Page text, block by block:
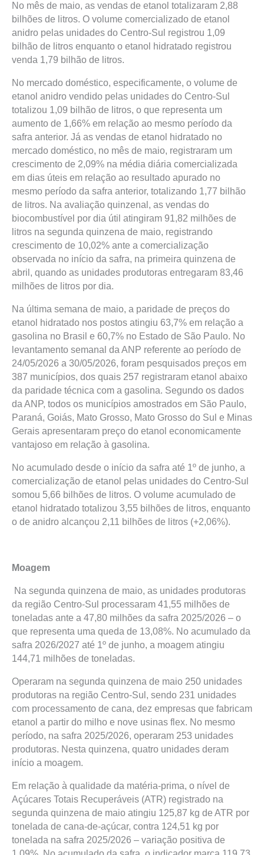
No mês de maio, as vendas de etanol totalizaram 2,88
bilhões de litros. O volume comercializado de etanol
anidro pelas unidades do Centro-Sul registrou 1,09
bilhão de litros enquanto o etanol hidratado registrou
venda 1,79 bilhão de litros.
No mercado doméstico, especificamente, o volume de
etanol anidro vendido pelas unidades do Centro-Sul
totalizou 1,09 bilhão de litros, o que representa um
aumento de 1,66% em relação ao mesmo período da
safra anterior. Já as vendas de etanol hidratado no
mercado doméstico, no mês de maio, registraram um
crescimento de 2,09% na média diária comercializada
em dias úteis em relação ao resultado apurado no
mesmo período da safra anterior, totalizando 1,77 bilhão
de litros. Na avaliação quinzenal, as vendas do
biocombustível por dia útil atingiram 91,82 milhões de
litros na segunda quinzena de maio, registrando
crescimento de 10,02% ante a comercialização
observada no início da safra, na primeira quinzena de
abril, quando as unidades produtoras entregaram 83,46
milhões de litros por dia.
Na última semana de maio, a paridade de preços do
etanol hidratado nos postos atingiu 63,7% em relação a
gasolina no Brasil e 60,7% no Estado de São Paulo. No
levantamento semanal da ANP referente ao período de
24/05/2026 a 30/05/2026, foram pesquisados preços em
387 municípios, dos quais 257 registraram etanol abaixo
da paridade técnica com a gasolina. Segundo os dados
da ANP, todos os municípios amostrados em São Paulo,
Paraná, Goiás, Mato Grosso, Mato Grosso do Sul e Minas
Gerais apresentaram preço do etanol economicamente
vantajoso em relação à gasolina.
No acumulado desde o início da safra até 1º de junho, a
comercialização de etanol pelas unidades do Centro-Sul
somou 5,66 bilhões de litros. O volume acumulado de
etanol hidratado totalizou 3,55 bilhões de litros, enquanto
o de anidro alcançou 2,11 bilhões de litros (+2,06%).
Moagem
Na segunda quinzena de maio, as unidades produtoras
da região Centro-Sul processaram 41,55 milhões de
toneladas ante a 47,80 milhões da safra 2025/2026 – o
que representa uma queda de 13,08%. No acumulado da
safra 2026/2027 até 1º de junho, a moagem atingiu
144,71 milhões de toneladas.
Operaram na segunda quinzena de maio 250 unidades
produtoras na região Centro-Sul, sendo 231 unidades
com processamento de cana, dez empresas que fabricam
etanol a partir do milho e nove usinas flex. No mesmo
período, na safra 2025/2026, operaram 253 unidades
produtoras. Nesta quinzena, quatro unidades deram
início a moagem.
Em relação à qualidade da matéria-prima, o nível de
Açúcares Totais Recuperáveis (ATR) registrado na
segunda quinzena de maio atingiu 125,87 kg de ATR por
tonelada de cana-de-açúcar, contra 124,51 kg por
tonelada na safra 2025/2026 – variação positiva de